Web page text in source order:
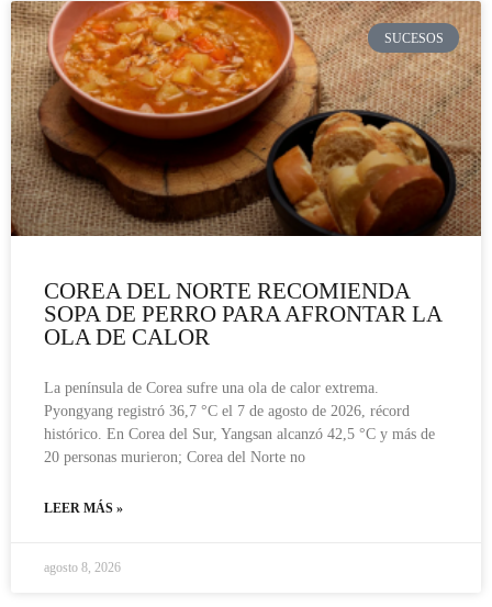
SUCESOS
COREA DEL NORTE RECOMIENDA
SOPA DE PERRO PARA AFRONTAR LA
OLA DE CALOR
La península de Corea sufre una ola de calor extrema.
Pyongyang registró 36,7 °C el 7 de agosto de 2026, récord
histórico. En Corea del Sur, Yangsan alcanzó 42,5 °C y más de
20 personas murieron; Corea del Norte no
LEER MÁS »
agosto 8, 2026